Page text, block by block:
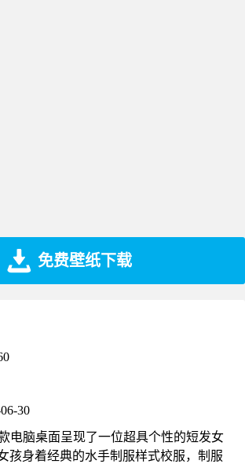
免费壁纸下载
30
电脑桌面呈现了一位超具个性的短发女
孩身着经典的水手制服样式校服，制服